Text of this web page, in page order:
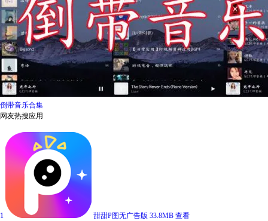
倒带音乐合集
网友热搜应用
1 甜甜P图无广告版 33.8MB 查看